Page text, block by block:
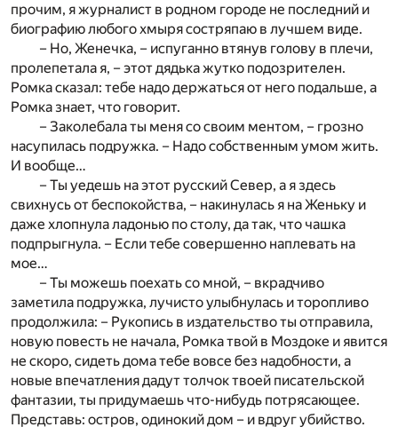
прочим, я журналист в родном городе не последний и
биографию любого хмыря состряпаю в лучшем виде.
– Но, Женечка, – испуганно втянув голову в плечи,
пролепетала я, – этот дядька жутко подозрителен.
Ромка сказал: тебе надо держаться от него подальше, а
Ромка знает, что говорит.
– Заколебала ты меня со своим ментом, – грозно
насупилась подружка. – Надо собственным умом жить.
И вообще…
– Ты уедешь на этот русский Север, а я здесь
свихнусь от беспокойства, – накинулась я на Женьку и
даже хлопнула ладонью по столу, да так, что чашка
подпрыгнула. – Если тебе совершенно наплевать на
мое…
– Ты можешь поехать со мной, – вкрадчиво
заметила подружка, лучисто улыбнулась и торопливо
продолжила: – Рукопись в издательство ты отправила,
новую повесть не начала, Ромка твой в Моздоке и явится
не скоро, сидеть дома тебе вовсе без надобности, а
новые впечатления дадут толчок твоей писательской
фантазии, ты придумаешь что-нибудь потрясающее.
Представь: остров, одинокий дом – и вдруг убийство.